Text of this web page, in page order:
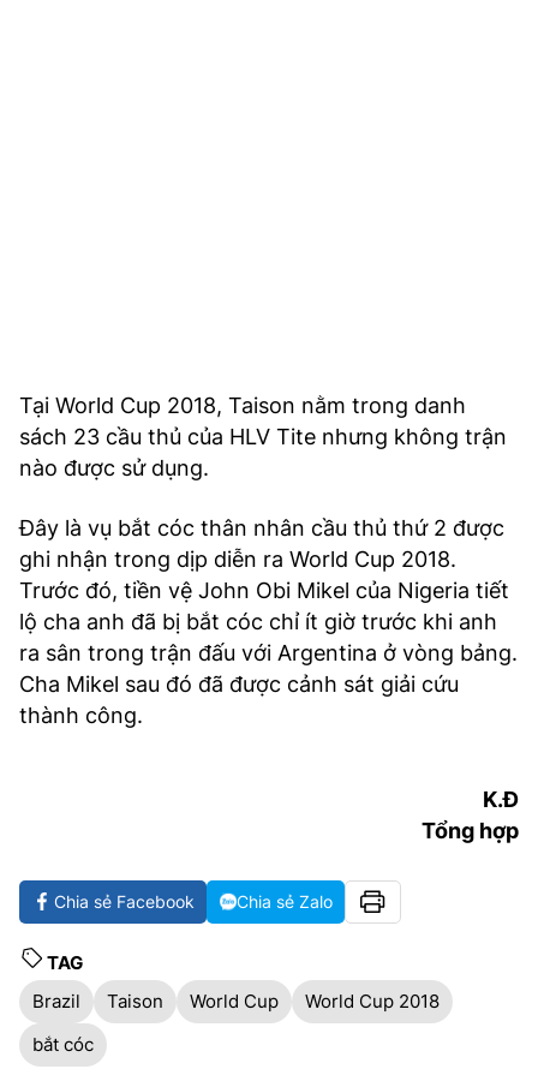
Tại World Cup 2018, Taison nằm trong danh
sách 23 cầu thủ của HLV Tite nhưng không trận
nào được sử dụng.
Đây là vụ bắt cóc thân nhân cầu thủ thứ 2 được
ghi nhận trong dịp diễn ra World Cup 2018.
Trước đó, tiền vệ John Obi Mikel của Nigeria tiết
lộ cha anh đã bị bắt cóc chỉ ít giờ trước khi anh
ra sân trong trận đấu với Argentina ở vòng bảng.
Cha Mikel sau đó đã được cảnh sát giải cứu
thành công.
K.Đ
Tổng hợp
Chia sẻ Facebook Chia sẻ Zalo
TAG
Brazil
Taison World Cup
World Cup 2018
bắt cóc